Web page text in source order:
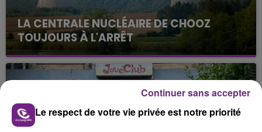
LA CENTRALE NUCLÉAIRE DE CHOOZ
TOUJOURS À L'ARRÊT
Cela fait déjà une semaine que la centrale
nucléaire ardennaise est à l'arrêt. Une situation
justifiée par la sécheresse intense qui est toujours
Le respect de votre vie privée est notre priorité
Continuer sans accepter